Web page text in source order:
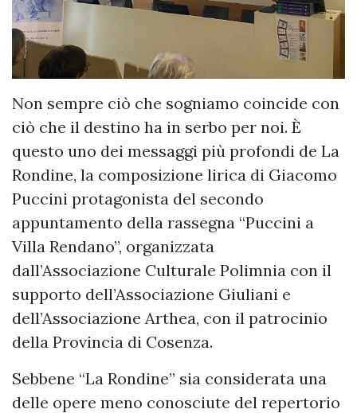
Non sempre ciò che sogniamo coincide con
ciò che il destino ha in serbo per noi. È
questo uno dei messaggi più profondi de La
Rondine, la composizione lirica di Giacomo
Puccini protagonista del secondo
appuntamento della rassegna “Puccini a
Villa Rendano”, organizzata
dall’Associazione Culturale Polimnia con il
supporto dell’Associazione Giuliani e
dell’Associazione Arthea, con il patrocinio
della Provincia di Cosenza.
Sebbene “La Rondine” sia considerata una
delle opere meno conosciute del repertorio